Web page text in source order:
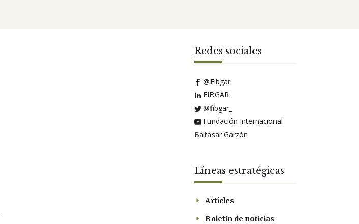
Redes sociales
@Fibgar
FIBGAR
@fibgar_
Fundación Internacional
Baltasar Garzón
Líneas estratégicas
Articles
Boletin de noticias